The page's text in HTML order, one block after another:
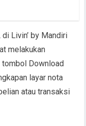
Livin’ by Mandiri
melakukan
Download
layar nota
atau transaksi